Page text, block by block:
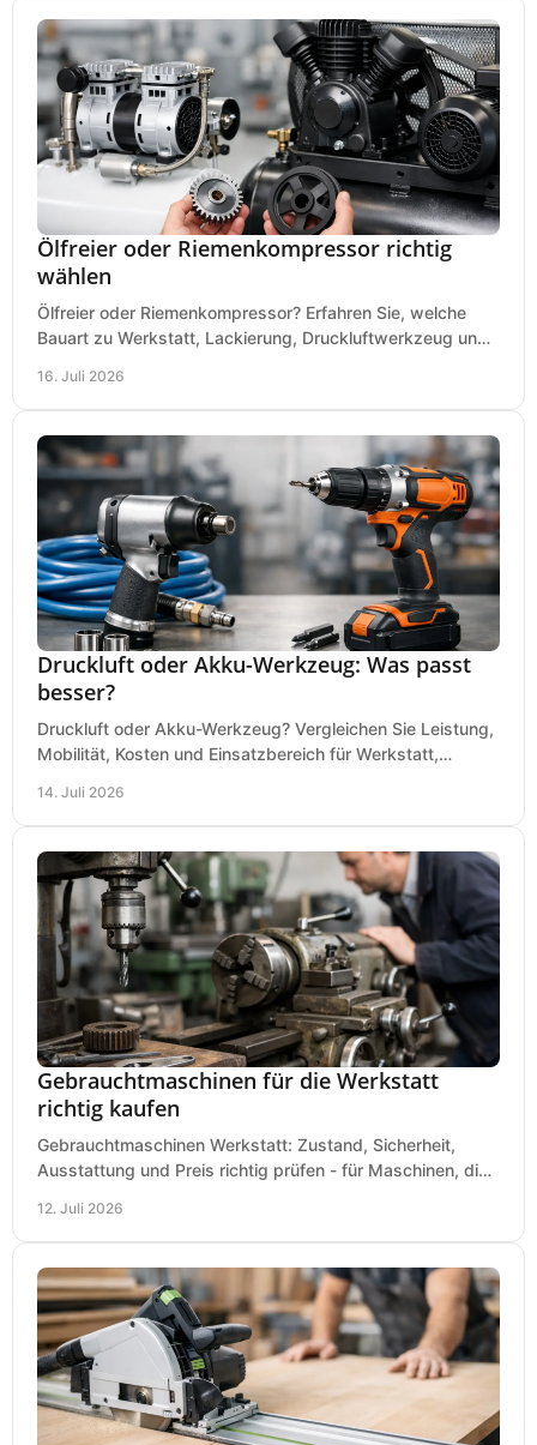
Ölfreier oder Riemenkompressor richtig
wählen
Ölfreier oder Riemenkompressor? Erfahren Sie, welche
Bauart zu Werkstatt, Lackierung, Druckluftwerkzeug und
16. Juli 2026
Druckluft oder Akku-Werkzeug: Was passt
besser?
Druckluft oder Akku-Werkzeug? Vergleichen Sie Leistung,
Mobilität, Kosten und Einsatzbereich für Werkstatt,
14. Juli 2026
Gebrauchtmaschinen für die Werkstatt
richtig kaufen
Gebrauchtmaschinen Werkstatt: Zustand, Sicherheit,
Ausstattung und Preis richtig prüfen - für Maschinen, die
12. Juli 2026